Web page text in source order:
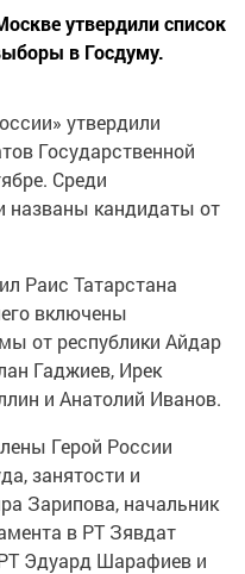
утвердили список
в Госдуму.
утвердили
Государственной
Среди
названы кандидаты от
Раис Татарстана
включены
от республики Айдар
Гаджиев, Ирек
и Анатолий Иванов.
Герой России
занятости и
Зарипова, начальник
в РТ Зявдат
Эдуард Шарафиев и